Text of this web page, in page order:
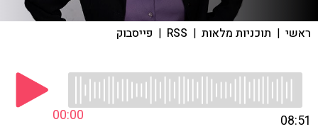
ראשי | תוכניות מלאות |
RSS
| פייסבוק
00:00 08:51